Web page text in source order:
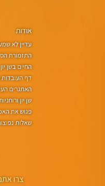
אודות
עדיין לא
התזמורת
החיים בשן יון
דף העובדות
האתגרים
שן יון
פגוש את
שאלות
צרו